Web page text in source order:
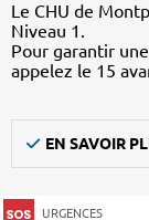
Le CHU de
Niveau 1.
Pour garantir
appelez le 15
EN SAVOIR
URGENCES